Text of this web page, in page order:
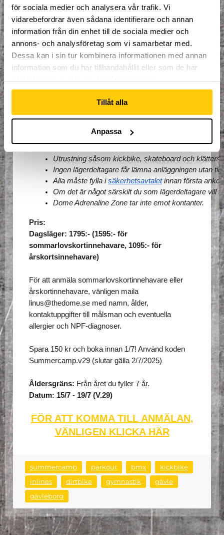
för sociala medier och analysera vår trafik. Vi
vidarebefordrar även sådana identifierare och annan
information från din enhet till de sociala medier och
annons- och analysföretag som vi samarbetar med.
Dessa kan i sin tur kombinera informationen med annan
information som du har tillhandahållit eller som de har
Tillåt alla
Anpassa
Trampolinstrumpor
Lunch måndag - fredag.
Mellanmål måndag - fredag.
Fri tillgång till hela Dome Adrenaline Zone
Goodiebag!
Alla deltagare måste checka in i samband med
Utrustning såsom kickbike, skateboard och
Ingen lägerdeltagare får lämna anläggningen utan
Alla måste fylla i säkerhetsavtalet innan första
Om det är något särskilt du som lägerdeltagare vill
Dome Adrenaline Zone tar inte emot kontanter.
Pris:
Dagsläger: 1795:- (1595:- för
sommarlovskortinnehavare, 1095:- för
årskortsinnehavare)
För att anmäla sommarlovskortinnehavare eller
årskortinnehavare, vänligen maila
linus@thedome.se med namn, ålder,
kontaktuppgifter till målsman och eventuella
allergier och NPF-diagnoser.
Spara 150 kr och boka innan 1/7! Använd koden
Summercamp.v29 (slutar gälla 2/7/2025)
Åldersgräns: Från året du fyller 7 år.
Datum: 15/7 - 19/7 (V.29)
FÖR ATT KOMMA TILL ANMÄLAN,
VÄNLIGEN KLICKA HÄR
summercamp parkour bmx
kickbike
inlines
dirtbike gymnastik
gävle
gävleborg